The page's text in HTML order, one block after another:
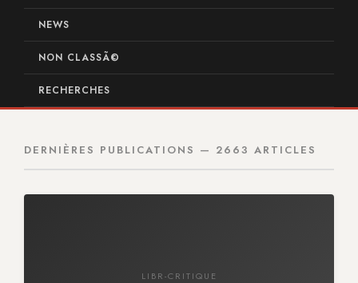
NEWS
NON CLASSÃ©
RECHERCHES
DERNIÈRES PUBLICATIONS — 2663 ARTICLES
LIBR-CRITIQUE